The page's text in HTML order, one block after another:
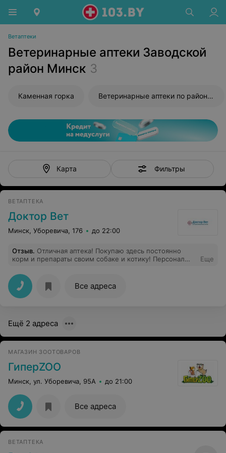
Ветаптеки
Ветеринарные аптеки Заводской
район Минск 3
Каменная горка Ветеринарные аптеки по районам Минска
Карта Фильтры
ВЕТАПТЕКА
Доктор Вет
Минск, Уборевича, 176 до 22:00
Отзыв. Отличная аптека! Покупаю здесь постоянно
корм и препараты своим собаке и котику! Персонал
поможет с выбором. Ветврачу Елене огромное
спасибо за идеально подобранный корм для моей
собаки, ест с удовольствием и вес не набирает)
Еще
Все адреса
Ещё 2 адреса
МАГАЗИН ЗООТОВАРОВ
ГиперZOO
Минск, ул. Уборевича, 95А до 21:00
Все адреса
ВЕТАПТЕКА